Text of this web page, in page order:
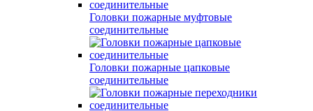
Головки пожарные муфтовые
соединительные
Головки пожарные цапковые
соединительные